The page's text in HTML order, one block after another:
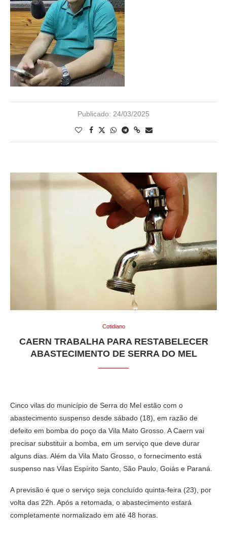
Publicado: 24/03/2025
Cotidiano
CAERN TRABALHA PARA RESTABELECER
ABASTECIMENTO DE SERRA DO MEL
Cinco vilas do município de Serra do Mel estão com o
abastecimento suspenso desde sábado (18), em razão de
defeito em bomba do poço da Vila Mato Grosso. A Caern vai
precisar substituir a bomba, em um serviço que deve durar
alguns dias. Além da Vila Mato Grosso, o fornecimento está
suspenso nas Vilas Espírito Santo, São Paulo, Goiás e Paraná.
A previsão é que o serviço seja concluído quinta-feira (23), por
volta das 22h. Após a retomada, o abastecimento estará
completamente normalizado em até 48 horas.